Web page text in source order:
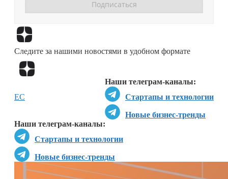
Следите за нашими новостями в удобном формате
Наши телеграм-каналы:
Стартапы и технологии
Новые бизнес-тренды
Наши телеграм-каналы:
Стартапы и технологии
Новые бизнес-тренды
ЕС